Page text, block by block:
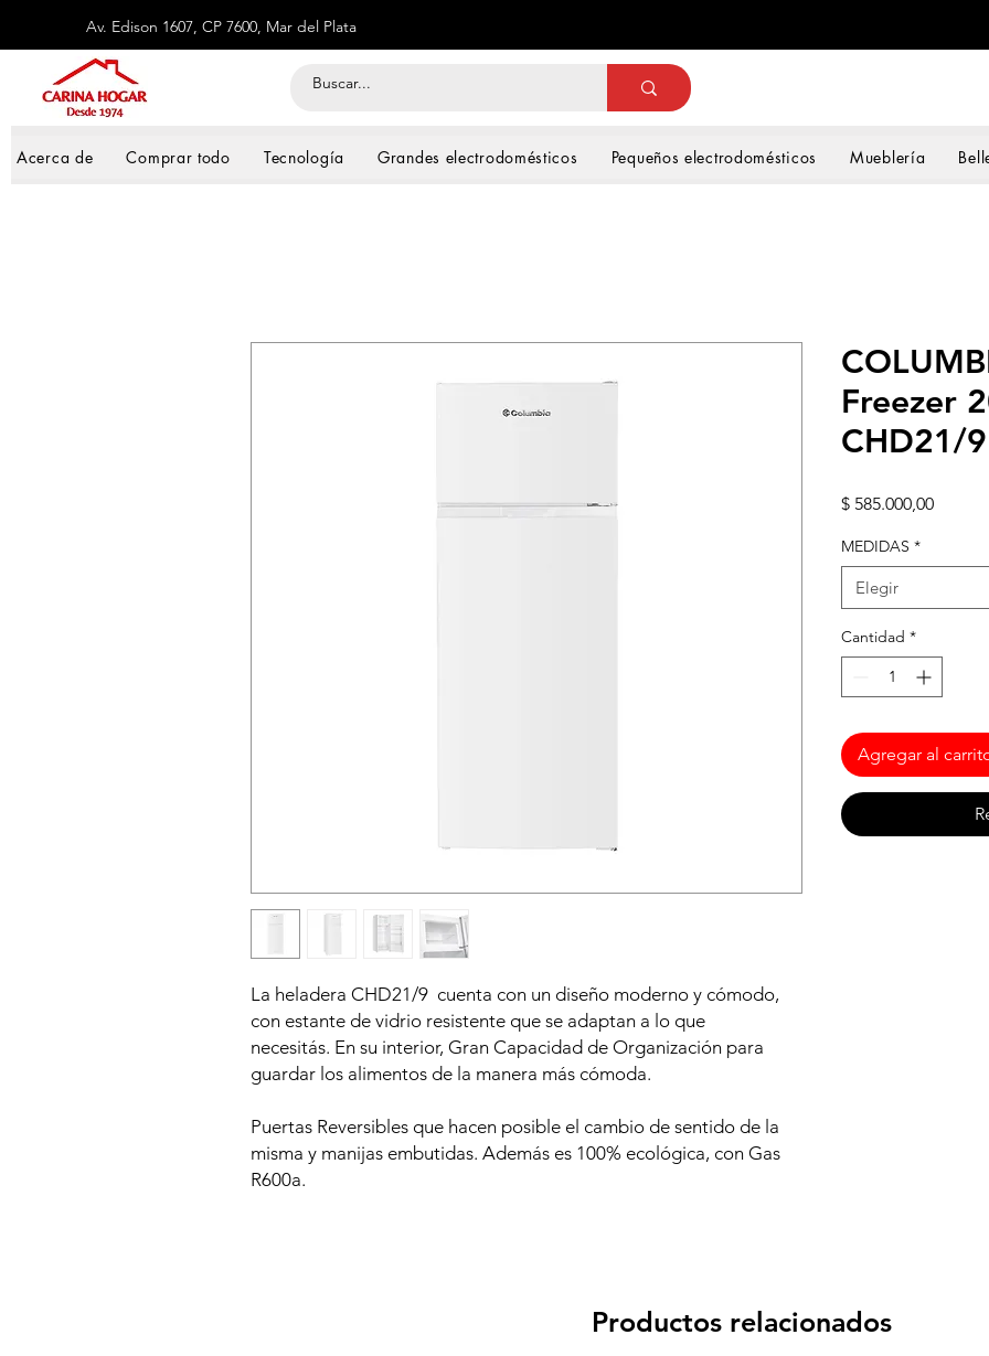
Av. Edison 1607, CP 7600, Mar del Plata
Acerca de Comprar todo Tecnología Grandes electrodomésticos Pequeños electrodomésticos Mueblería
La heladera CHD21/9 cuenta con un diseño moderno y cómodo,
con estante de vidrio resistente que se adaptan a lo que
necesitás. En su interior, Gran Capacidad de Organización para
guardar los alimentos de la manera más cómoda.
Puertas Reversibles que hacen posible el cambio de sentido de la
misma y manijas embutidas. Además es 100% ecológica, con Gas
R600a.
Freezer
CHD21/9
$ 585.000,00Precio
MEDIDAS *
Elegir
Cantidad *
Agregar al
Productos relacionados